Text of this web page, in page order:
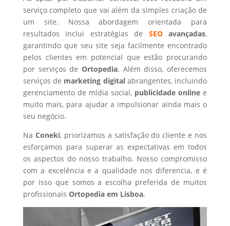
serviço completo que vai além da simples criação de
um site. Nossa abordagem orientada para
resultados inclui estratégias de SEOavançadas,
garantindo que seu site seja facilmente encontrado
pelos clientes em potencial que estão procurando
por serviços de Ortopedia. Além disso, oferecemos
serviços de marketing digital abrangentes, incluindo
gerenciamento de mídia social, publicidade online e
muito mais, para ajudar a impulsionar ainda mais o
seu negócio.
Na Coneki, priorizamos a satisfação do cliente e nos
esforçamos para superar as expectativas em todos
os aspectos do nosso trabalho. Nosso compromisso
com a excelência e a qualidade nos diferencia, e é
por isso que somos a escolha preferida de muitos
profissionais Ortopediaem Lisboa.